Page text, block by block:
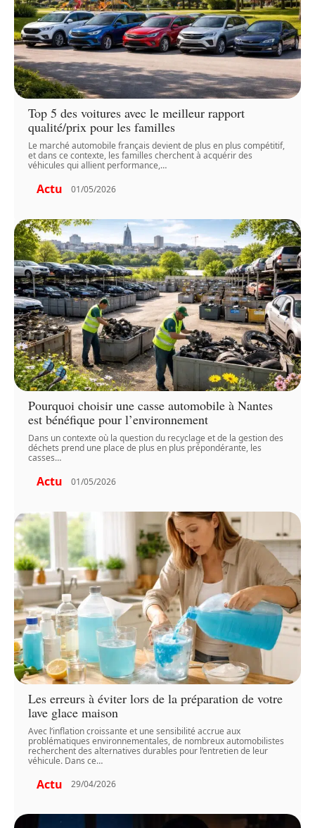
Top 5 des voitures avec le meilleur rapport
qualité/prix pour les familles
Le marché automobile français devient de plus en plus compétitif,
et dans ce contexte, les familles cherchent à acquérir des
véhicules qui allient performance,…
Actu 01/05/2026
Pourquoi choisir une casse automobile à Nantes
est bénéfique pour l’environnement
Dans un contexte où la question du recyclage et de la gestion des
déchets prend une place de plus en plus prépondérante, les
casses…
Actu 01/05/2026
Les erreurs à éviter lors de la préparation de votre
lave glace maison
Avec l’inflation croissante et une sensibilité accrue aux
problématiques environnementales, de nombreux automobilistes
recherchent des alternatives durables pour l’entretien de leur
véhicule. Dans ce…
Actu 29/04/2026